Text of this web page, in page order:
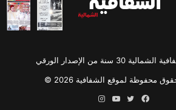
30 سنة من الإصدار الورقي
محفوظة لموقع الشفافية 2026 ©
فيسبوك
تويتريوتيوبانستقرام